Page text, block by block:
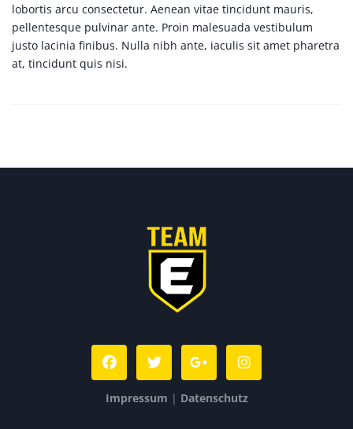
lobortis arcu consectetur. Aenean vitae tincidunt mauris,
pellentesque pulvinar ante. Proin malesuada vestibulum
justo lacinia finibus. Nulla nibh ante, iaculis sit amet pharetra
at, tincidunt quis nisi.
Impressum | Datenschutz